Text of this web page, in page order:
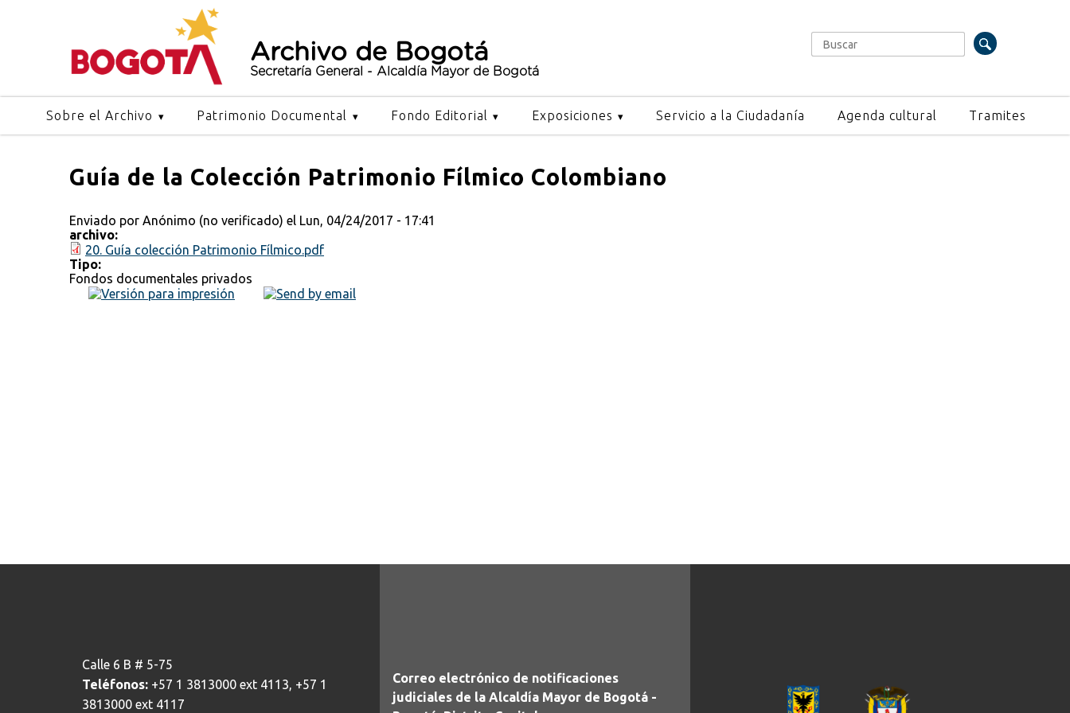
Archivo de Bogotá
Secretaría General - Alcaldía Mayor de Bogotá
Formulario de búsqueda
Buscar
Sobre el Archivo Patrimonio Documental Fondo Editorial Exposiciones Servicio a la Ciudadanía Agenda cultural Tramites
Guía de la Colección Patrimonio Fílmico Colombiano
Enviado por Anónimo (no verificado) el Lun, 04/24/2017 - 17:41
archivo:
20. Guía colección Patrimonio Fílmico.pdf
Tipo:
Fondos documentales privados
Calle 6 B # 5-75
Teléfonos: +57 1 3813000 ext 4113, +57 1
3813000 ext 4117
Correo electrónico de notificaciones
judiciales de la Alcaldía Mayor de Bogotá -